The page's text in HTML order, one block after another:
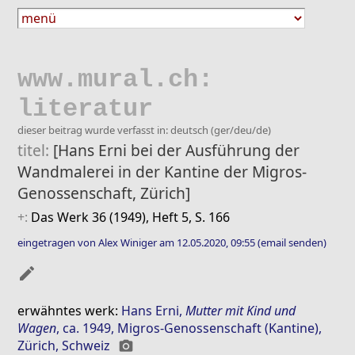
www.mural.ch:
literatur
dieser beitrag wurde verfasst in: deutsch (ger/deu/de)
titel: [Hans Erni bei der Ausführung der
Wandmalerei in der Kantine der Migros-
Genossenschaft, Zürich]
+: Das Werk 36 (1949), Heft 5, S. 166
eingetragen von Alex Winiger am 12.05.2020, 09:55(email senden)
mode_edit
erwähntes werk: Hans Erni,Mutter mit Kind und
Wagen, ca. 1949, Migros-Genossenschaft (Kantine),
Zürich, Schweiz photo_camera